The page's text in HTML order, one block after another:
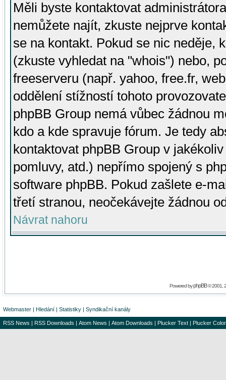
Měli byste kontaktovat
nemůžete najít, zkuste nejprve
se na kontakt. Pokud se nic neděje,
(zkuste vyhledat na "whois") nebo,
freeserveru (např. yahoo, free.fr,
oddělení stížností tohoto
phpBB Group nemá vůbec žádnou
kdo a kde spravuje fórum. Je tedy
kontaktovat phpBB Group v
pomluvy, atd.) nepřímo spojený s
software phpBB. Pokud zašlete e-
třetí stranou, neočekávejte žádnou
Návrat nahoru
Powered byphpBB© 2001,
Webmaster | Hledání | Statistiky | Syndikační kanály
RSS News | RSS Downloads | Atom News | Atom Downloads | Plucker Text | Plucker Color